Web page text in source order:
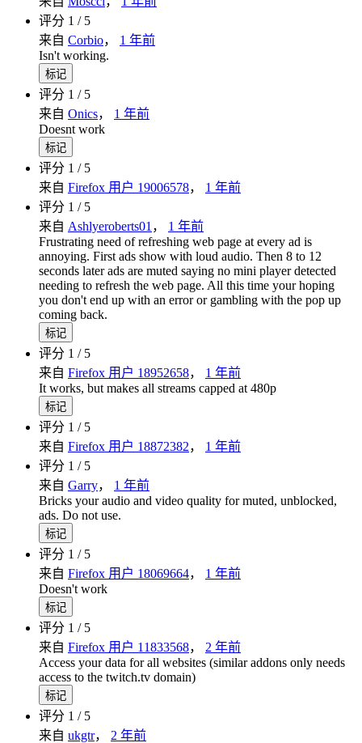
评分 1 / 5
来自 Corbio， 1 年前
Isn't working.
标记
评分 1 / 5
来自 Onics， 1 年前
Doesnt work
标记
评分 1 / 5
来自 Firefox 用户 19006578， 1 年前
评分 1 / 5
来自 Ashlyeroberts01 ， 1 年前
Frustrating need of refreshing web page at every ad is
annoying. First ads show with loud audio. Then 8 to 12
seconds later ads are muted saying no mini player detected
needing to refresh the web page. All this time your hoping
you don't end up with an error or gambling with the pop up
coming back.
标记
评分 1 / 5
来自 Firefox 用户 18952658， 1 年前
It works, but makes all streams capped at 480p
标记
评分 1 / 5
来自 Firefox 用户 18872382， 1 年前
评分 1 / 5
来自 Garry， 1 年前
Bricks your audio and video quality for muted, unblocked,
ads. Do not use.
标记
评分 1 / 5
来自 Firefox 用户 18069664， 1 年前
Doesn't work
标记
评分 1 / 5
来自 Firefox 用户 11833568， 2 年前
Access your data for all websites (similar addons only needs
access to the twitch.tv domain)
标记
评分 1 / 5
来自 ukgtr， 2 年前